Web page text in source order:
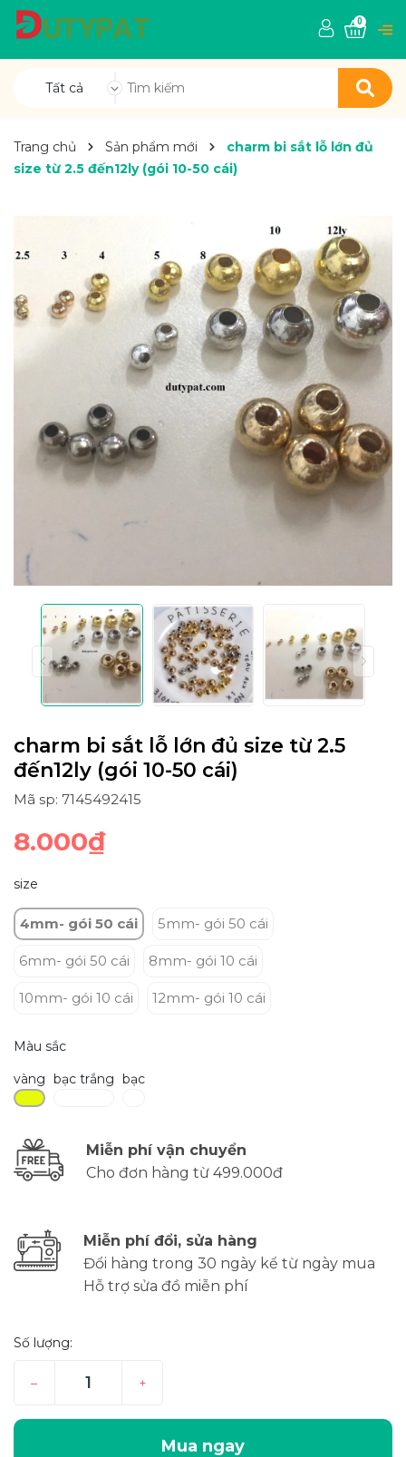
Tất cả
0
Trang chủ Sản phẩm mới
charm bi sắt lỗ lớn đủ
size từ 2.5 đến12ly (gói 10-50 cái)
charm bi sắt lỗ lớn đủ size từ 2.5
đến12ly (gói 10-50 cái)
Mã sp: 7145492415
8.000₫
size
4mm- gói 50 cái 5mm- gói 50 cái
6mm- gói 50 cái 8mm- gói 10 cái
10mm- gói 10 cái 12mm- gói 10 cái
Màu sắc
vàng bạc trắng bạc
Miễn phí vận chuyển
Cho đơn hàng từ 499.000đ
Miễn phí đổi, sửa hàng
Đổi hàng trong 30 ngày kể từ ngày mua
Hỗ trợ sửa đồ miễn phí
Số lượng:
– +
Mua ngay